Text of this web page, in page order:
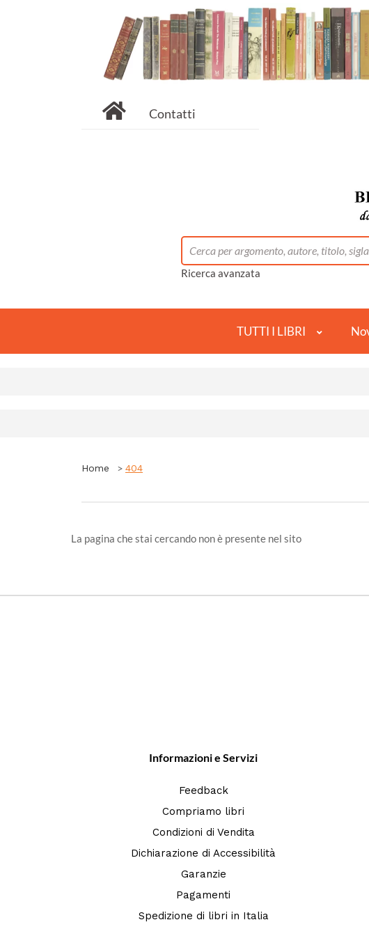
Contatti
Ricerca avanzata
TUTTI I LIBRI
Home 404
La pagina che stai cercando non è presente nel sito
Informazioni e Servizi
Feedback
Compriamo libri
Condizioni di Vendita
Dichiarazione di Accessibilità
Garanzie
Pagamenti
Spedizione di libri in Italia